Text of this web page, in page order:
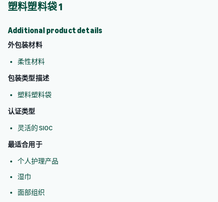
塑料塑料袋 1
Additional product details
外包装材料
柔性材料
包装类型描述
塑料塑料袋
认证类型
灵活的 SIOC
最适合用于
个人护理产品
湿巾
面部组织